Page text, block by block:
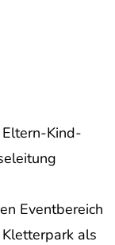
Kind-
Eventbereich
als